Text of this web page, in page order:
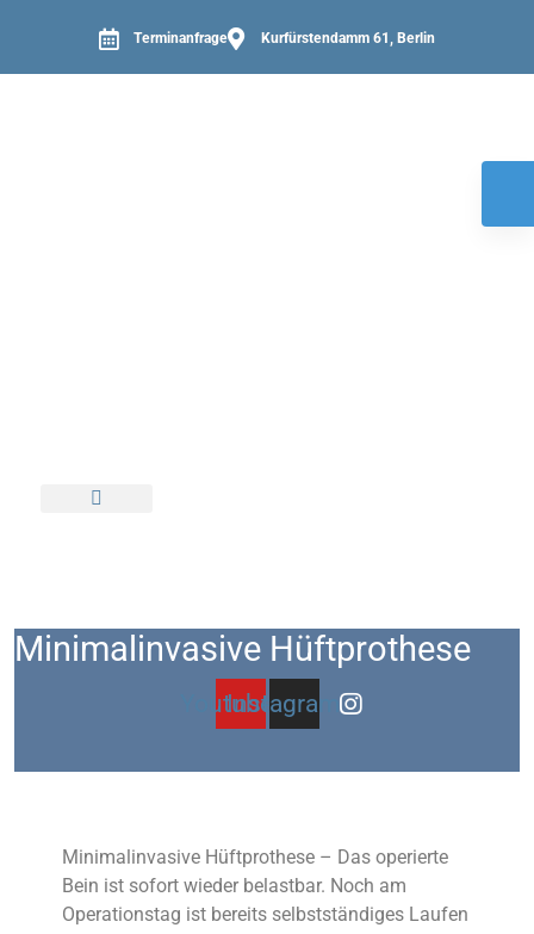
Terminanfrage Kurfürstendamm 61, Berlin
Minimalinvasive Hüftprothese
Youtube
Instagram
Minimalinvasive Hüftprothese – Das operierte
Bein ist sofort wieder belastbar. Noch am
Operationstag ist bereits selbstständiges Laufen